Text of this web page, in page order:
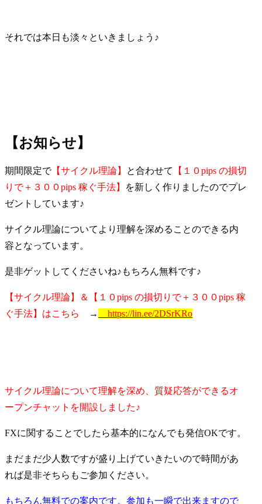
それでは本日も淡々といきましょう♪
【お知らせ】
期間限定で【サイクル理論】 と合わせて
【１０pips の損切
りで＋３００pips 稼ぐ手法】
を新しく作りましたのでプレ
ゼントしています♪
サイクル理論についてより理解を深めることのできる内
容となっています。
是非ゲットしてくださいね♪もちろん無料です♪
【サイクル理論】＆【１０pips の損切りで＋３００pips 稼
ぐ手法】はこちら
→ https://lin.ee/2DSrKRo
サイクル理論について理解を深め、質疑応答ができるオ
ープンチャットを開設しました♪
FXに関することでしたら基本的になんでも発信OKです。
まだまだ少人数ですが盛り上げていきたいので時間があ
れば是非そちらもご参加ください。
もちろん無料での案内です。参加も一瞬で出来ますので